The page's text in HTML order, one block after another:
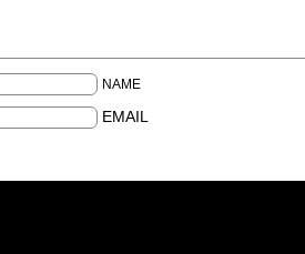
NAME
EMAIL